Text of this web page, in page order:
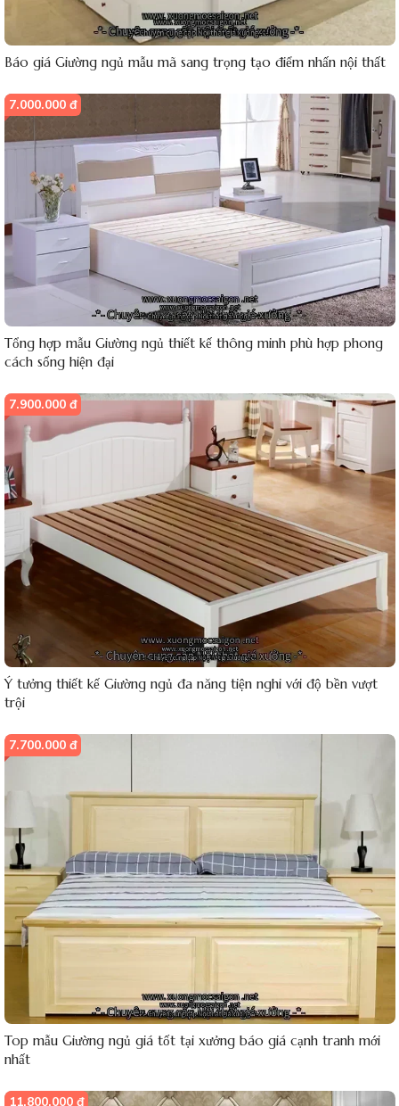
Báo giá Giường ngủ mẫu mã sang trọng tạo điểm nhấn nội thất
7.000.000 đ
Tổng hợp mẫu Giường ngủ thiết kế thông minh phù hợp phong
cách sống hiện đại
7.900.000 đ
Ý tưởng thiết kế Giường ngủ đa năng tiện nghi với độ bền vượt
trội
7.700.000 đ
Top mẫu Giường ngủ giá tốt tại xưởng báo giá cạnh tranh mới
nhất
11.800.000 đ